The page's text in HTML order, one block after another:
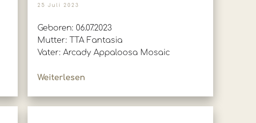
25 Juli 2023
Geboren: 06.07.2023
Mutter: TTA Fantasia
Vater: Arcady Appaloosa Mosaic
Weiterlesen